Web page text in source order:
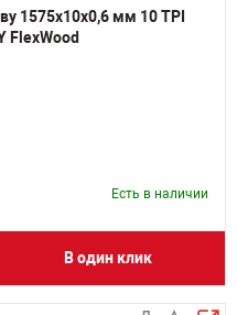
1575х10х0,6 мм 10 TPI
FlexWood
Есть в наличии
В один клик